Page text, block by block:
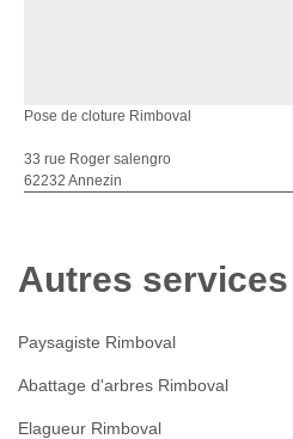
Pose de cloture Rimboval
33 rue Roger salengro
62232 Annezin
Autres services
Paysagiste Rimboval
Abattage d'arbres Rimboval
Elagueur Rimboval